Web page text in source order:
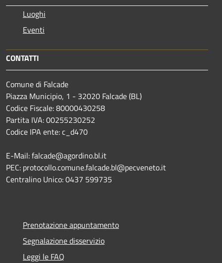
Luoghi
Eventi
CONTATTI
Comune di Falcade
Piazza Municipio, 1 - 32020 Falcade (BL)
Codice Fiscale: 80000430258
Partita IVA: 00255230252
Codice IPA ente: c_d470
E-Mail: falcade@agordino.bl.it
PEC: protocollo.comune.falcade.bl@pecveneto.it
Centralino Unico: 0437 599735
Prenotazione appuntamento
Segnalazione disservizio
Leggi le FAQ